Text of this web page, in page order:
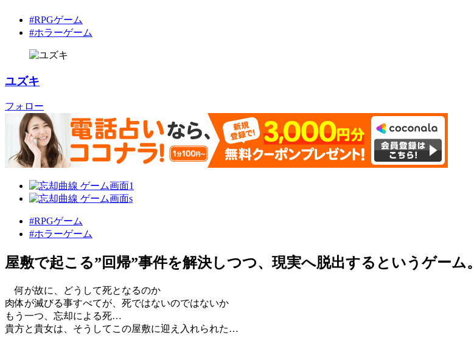
#RPGゲーム
#ホラーゲーム
ユズキ
フォロー
#RPGゲーム
#ホラーゲーム
屋敷で起こる”回帰”事件を解決しつつ、現実へ脱出するというゲーム。
何が故に、どうして死となるのか
肉体が滅びる事すべてが、死ではないのではないか
もう一つ、忘却による死…
貴方と貴女は、そうしてこの屋敷に迎え入れられた…